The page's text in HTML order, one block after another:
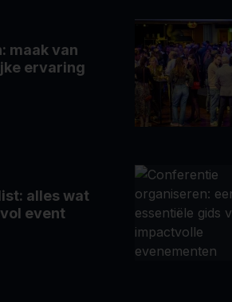
maak van
ervaring
alles wat
event